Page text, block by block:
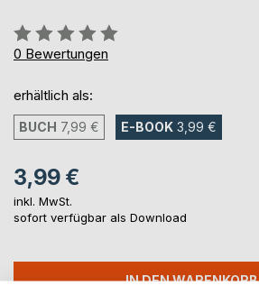
Bewertung::
0%
0 Bewertungen
erhältlich als:
BUCH 7,99 € E-BOOK 3,99 €
3,99 €
inkl. MwSt.
sofort verfügbar als Download
IN DEN WARENKORB